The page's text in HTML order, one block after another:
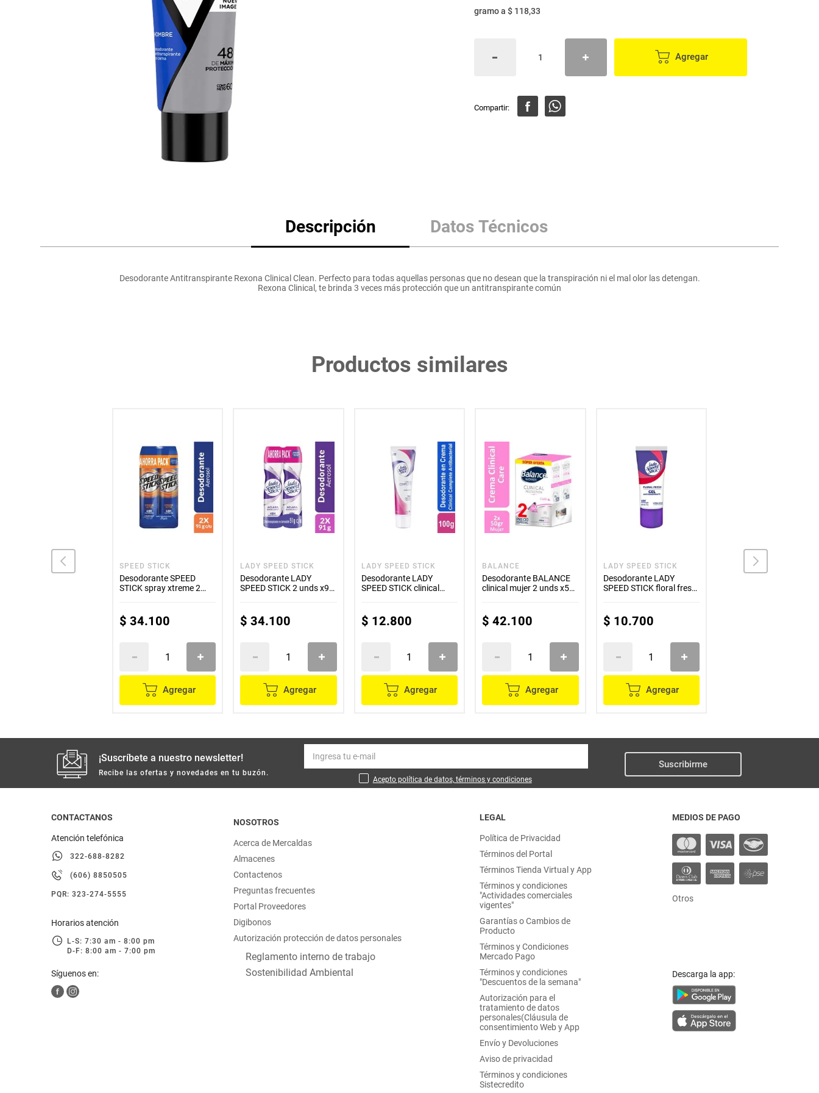
otros
gramoa $ 118,33
Agregar
Descripción Datos Técnicos
Desodorante Antitranspirante Rexona Clinical Clean. Perfecto para todas aquellas personas que no desean que la transpiración ni el mal olor las detengan.
Rexona Clinical, te brinda 3 veces más protección que un antitranspirante común
Productos similares
SPEED STICK
Desodorante SPEED
STICK spray xtreme 2
$ 34.100
Agregar
LADY SPEED STICK
Desodorante LADY
SPEED STICK 2 unds x91
$ 34.100
Agregar
LADY SPEED STICK
Desodorante LADY
SPEED STICK clinical
$ 12.800
Agregar
BALANCE
Desodorante BALANCE
clinical mujer 2 unds x50
$ 42.100
Agregar
LADY SPEED STICK
Desodorante LADY
SPEED STICK floral fresh
$ 10.700
Agregar
REXONA
¡Suscríbete a nuestro newsletter!
Recibe las ofertas y novedades en tu buzón.
Acepto política de datos, términos y condiciones
Suscribirme
CONTACTANOS
Atención telefónica
322-688-8282
(606) 8850505
PQR: 323-274-5555
Horarios atención
L-S: 7:30 am - 8:00 pm
D-F: 8:00 am - 7:00 pm
Síguenos en:
NOSOTROS
Acerca de Mercaldas
Almacenes
Contactenos
Preguntas frecuentes
Portal Proveedores
Digibonos
Autorización protección de datos personales
Reglamento interno de trabajo
Sostenibilidad Ambiental
LEGAL
Política de Privacidad
Términos del Portal
Términos Tienda Virtual y App
Términos y condiciones
"Actividades comerciales
vigentes"
Garantías o Cambios de
Producto
Términos y Condiciones
Mercado Pago
Términos y condiciones
"Descuentos de la semana"
Autorización para el
tratamiento de datos
personales(Cláusula de
consentimiento Web y App
Envío y Devoluciones
Aviso de privacidad
Términos y condiciones
Sistecredito
MEDIOS DE PAGO
Otros
Descarga la app:
Aceite